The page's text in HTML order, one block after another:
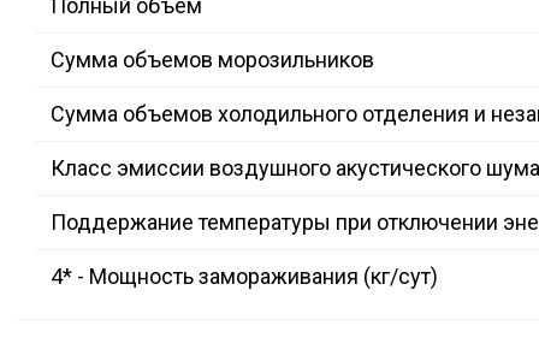
Полный объем
Сумма объемов морозильников
Сумма объемов холодильного отделения и
Класс эмиссии воздушного акустического шума
Поддержание температуры при отключении
4* - Мощность замораживания (кг/сут)